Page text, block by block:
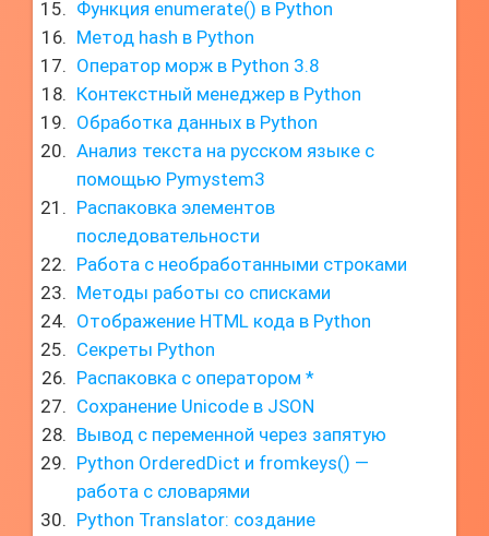
Функция enumerate() в Python
Метод hash в Python
Оператор морж в Python 3.8
Контекстный менеджер в Python
Обработка данных в Python
Анализ текста на русском языке с
помощью Pymystem3
Распаковка элементов
последовательности
Работа с необработанными строками
Методы работы со списками
Отображение HTML кода в Python
Секреты Python
Распаковка с оператором *
Сохранение Unicode в JSON
Вывод с переменной через запятую
Python OrderedDict и fromkeys() —
работа с словарями
Python Translator: создание